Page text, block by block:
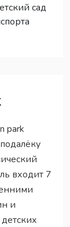
сад
park
входит 7
и